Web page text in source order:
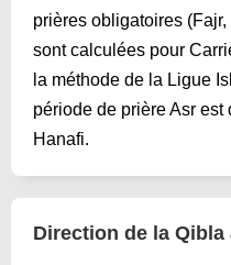
prières obligatoires
sont calculées pour
la méthode de la Ligue
période de prière Asr
Hanafi.
Direction de la